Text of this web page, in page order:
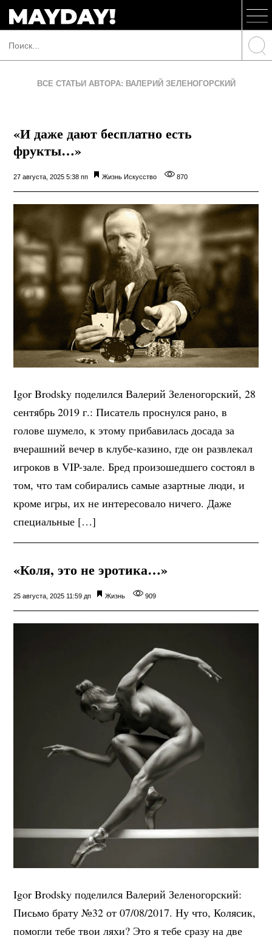
ВСЕ СТАТЬИ АВТОРА: ВАЛЕРИЙ ЗЕЛЕНОГОРСКИЙ
«И даже дают бесплатно есть
фрукты…»
27 августа, 2025 5:38 пп Жизнь Искусство 870
Igor Brodsky поделился Валерий Зеленогорский, 28
сентябрь 2019 г.: Писатель проснулся рано, в
голове шумело, к этому прибавилась досада за
вчерашний вечер в клубе-казино, где он развлекал
игроков в VIP-зале. Бред произошедшего состоял в
том, что там собирались самые азартные люди, и
кроме игры, их не интересовало ничего. Даже
специальные […]
«Коля, это не эротика…»
25 августа, 2025 11:59 дп Жизнь 909
Igor Brodsky поделился Валерий Зеленогорский:
Письмо брату №32 от 07/08/2017. Ну что, Колясик,
помогли тебе твои ляхи? Это я тебе сразу на две